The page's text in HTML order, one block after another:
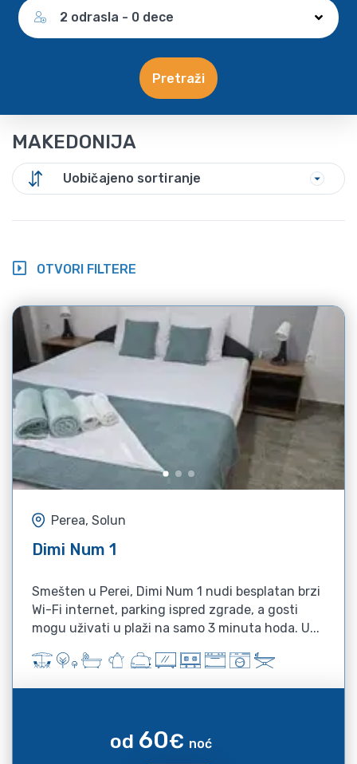
2 odrasla - 0 dece
Pretraži
MAKEDONIJA
Uobičajeno sortiranje
OTVORI FILTERE
Perea, Solun
Dimi Num 1
Smešten u Perei, Dimi Num 1 nudi besplatan brzi
Wi-Fi internet, parking ispred zgrade, a gosti
mogu uživati u plaži na samo 3 minuta hoda. U...
od 60€ noć